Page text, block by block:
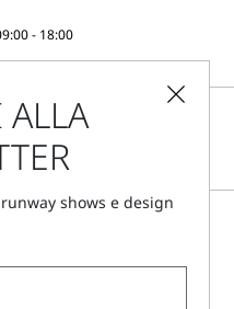
- 18:00
ALLA
shows e design